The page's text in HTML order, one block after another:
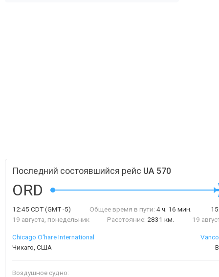
Последний состоявшийся рейс UA 570
ORD
12:45 CDT(GMT -5)
19 августа, понедельник
Общее время в пути: 4 ч. 16 мин.
Расстояние: 2831 км.
19
Chicago O'hare International
Чикаго, США
Воздушное судно: